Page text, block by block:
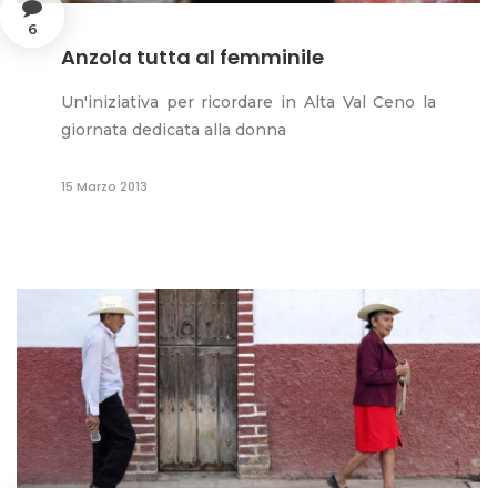
6
Anzola tutta al femminile
Un'iniziativa per ricordare in Alta Val Ceno la
giornata dedicata alla donna
15 Marzo 2013